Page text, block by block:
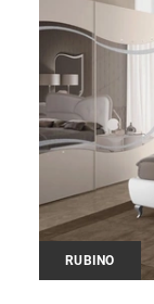
RUBINO